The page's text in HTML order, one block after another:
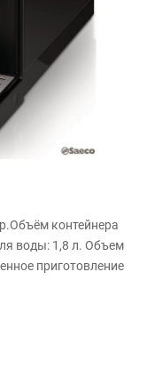
контейнера
воды: 1,8 л. Объем
приготовление
Возможность